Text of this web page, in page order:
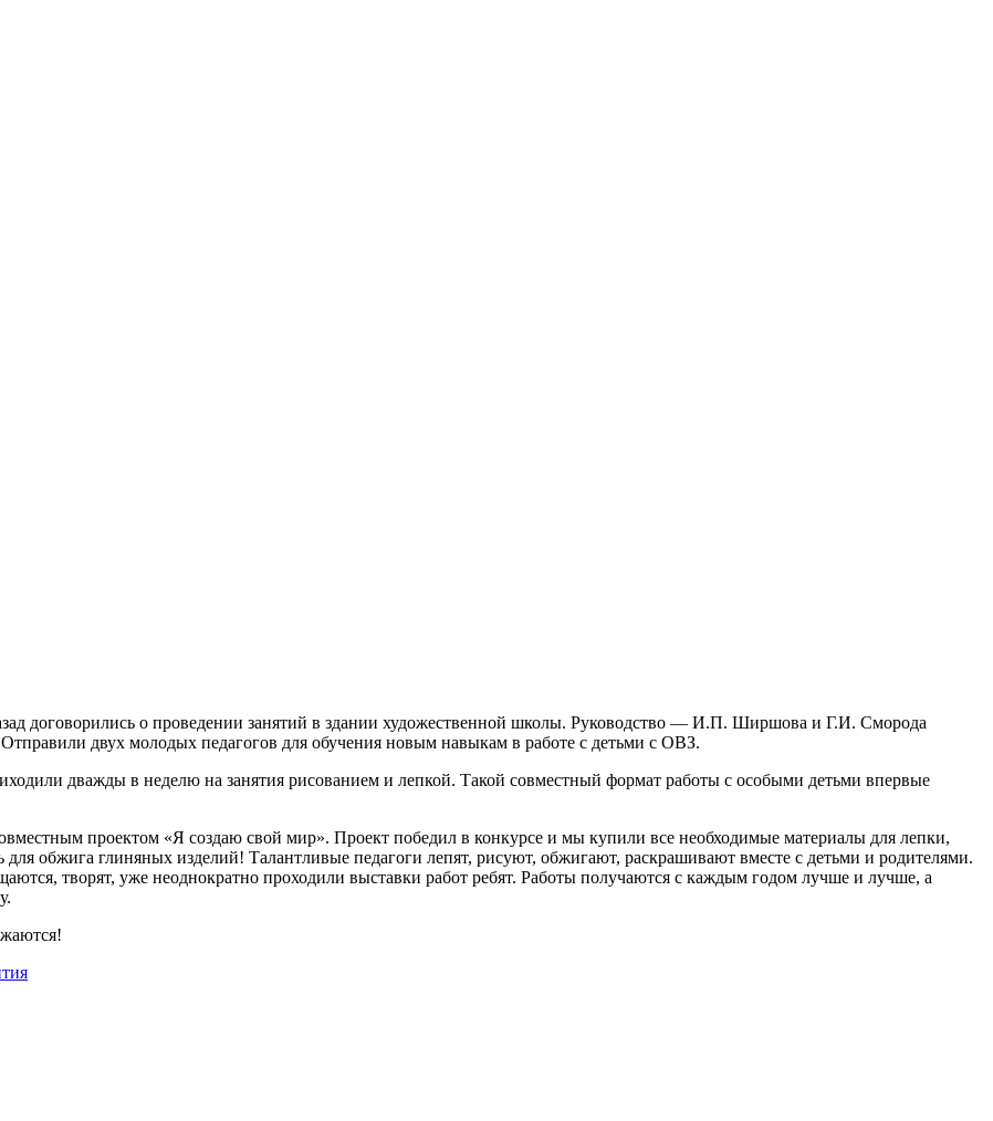
договорились о проведении занятий в здании художественной школы. Руководство — И.П. Ширшова и Г.И. Сморода
двух молодых педагогов для обучения новым навыкам в работе с детьми с ОВЗ.
дважды в неделю на занятия рисованием и лепкой. Такой совместный формат работы с особыми детьми впервые
проектом «Я создаю свой мир». Проект победил в конкурсе и мы купили все необходимые материалы для лепки,
обжига глиняных изделий! Талантливые педагоги лепят, рисуют, обжигают, раскрашивают вместе с детьми и родителями.
творят, уже неоднократно проходили выставки работ ребят. Работы получаются с каждым годом лучше и лучше, а